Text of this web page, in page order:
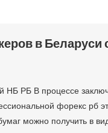
в
РБ В процессе
форекс рб
можно получить в